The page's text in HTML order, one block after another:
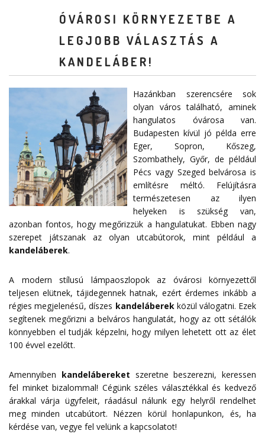
ÓVÁROSI KÖRNYEZETBE A
LEGJOBB VÁLASZTÁS A
KANDELÁBER!
Hazánkban szerencsére sok
olyan város található, aminek
hangulatos óvárosa van.
Budapesten kívül jó példa erre
Eger, Sopron, Kőszeg,
Szombathely, Győr, de például
Pécs vagy Szeged belvárosa is
említésre méltó. Felújításra
természetesen az ilyen
helyeken is szükség van,
azonban fontos, hogy megőrizzük a hangulatukat. Ebben nagy
szerepet játszanak az olyan utcabútorok, mint például a
kandeláberek.
A modern stílusú lámpaoszlopok az óvárosi környezettől
teljesen elütnek, tájidegennek hatnak, ezért érdemes inkább a
régies megjelenésű, díszes kandeláberekközül válogatni. Ezek
segítenek megőrizni a belváros hangulatát, hogy az ott sétálók
könnyebben el tudják képzelni, hogy milyen lehetett ott az élet
100 évvel ezelőtt.
Amennyiben kandelábereket szeretne beszerezni, keressen
fel minket bizalommal! Cégünk széles választékkal és kedvező
árakkal várja ügyfeleit, ráadásul nálunk egy helyről rendelhet
meg minden utcabútort. Nézzen körül honlapunkon, és, ha
kérdése van, vegye fel velünk a kapcsolatot!